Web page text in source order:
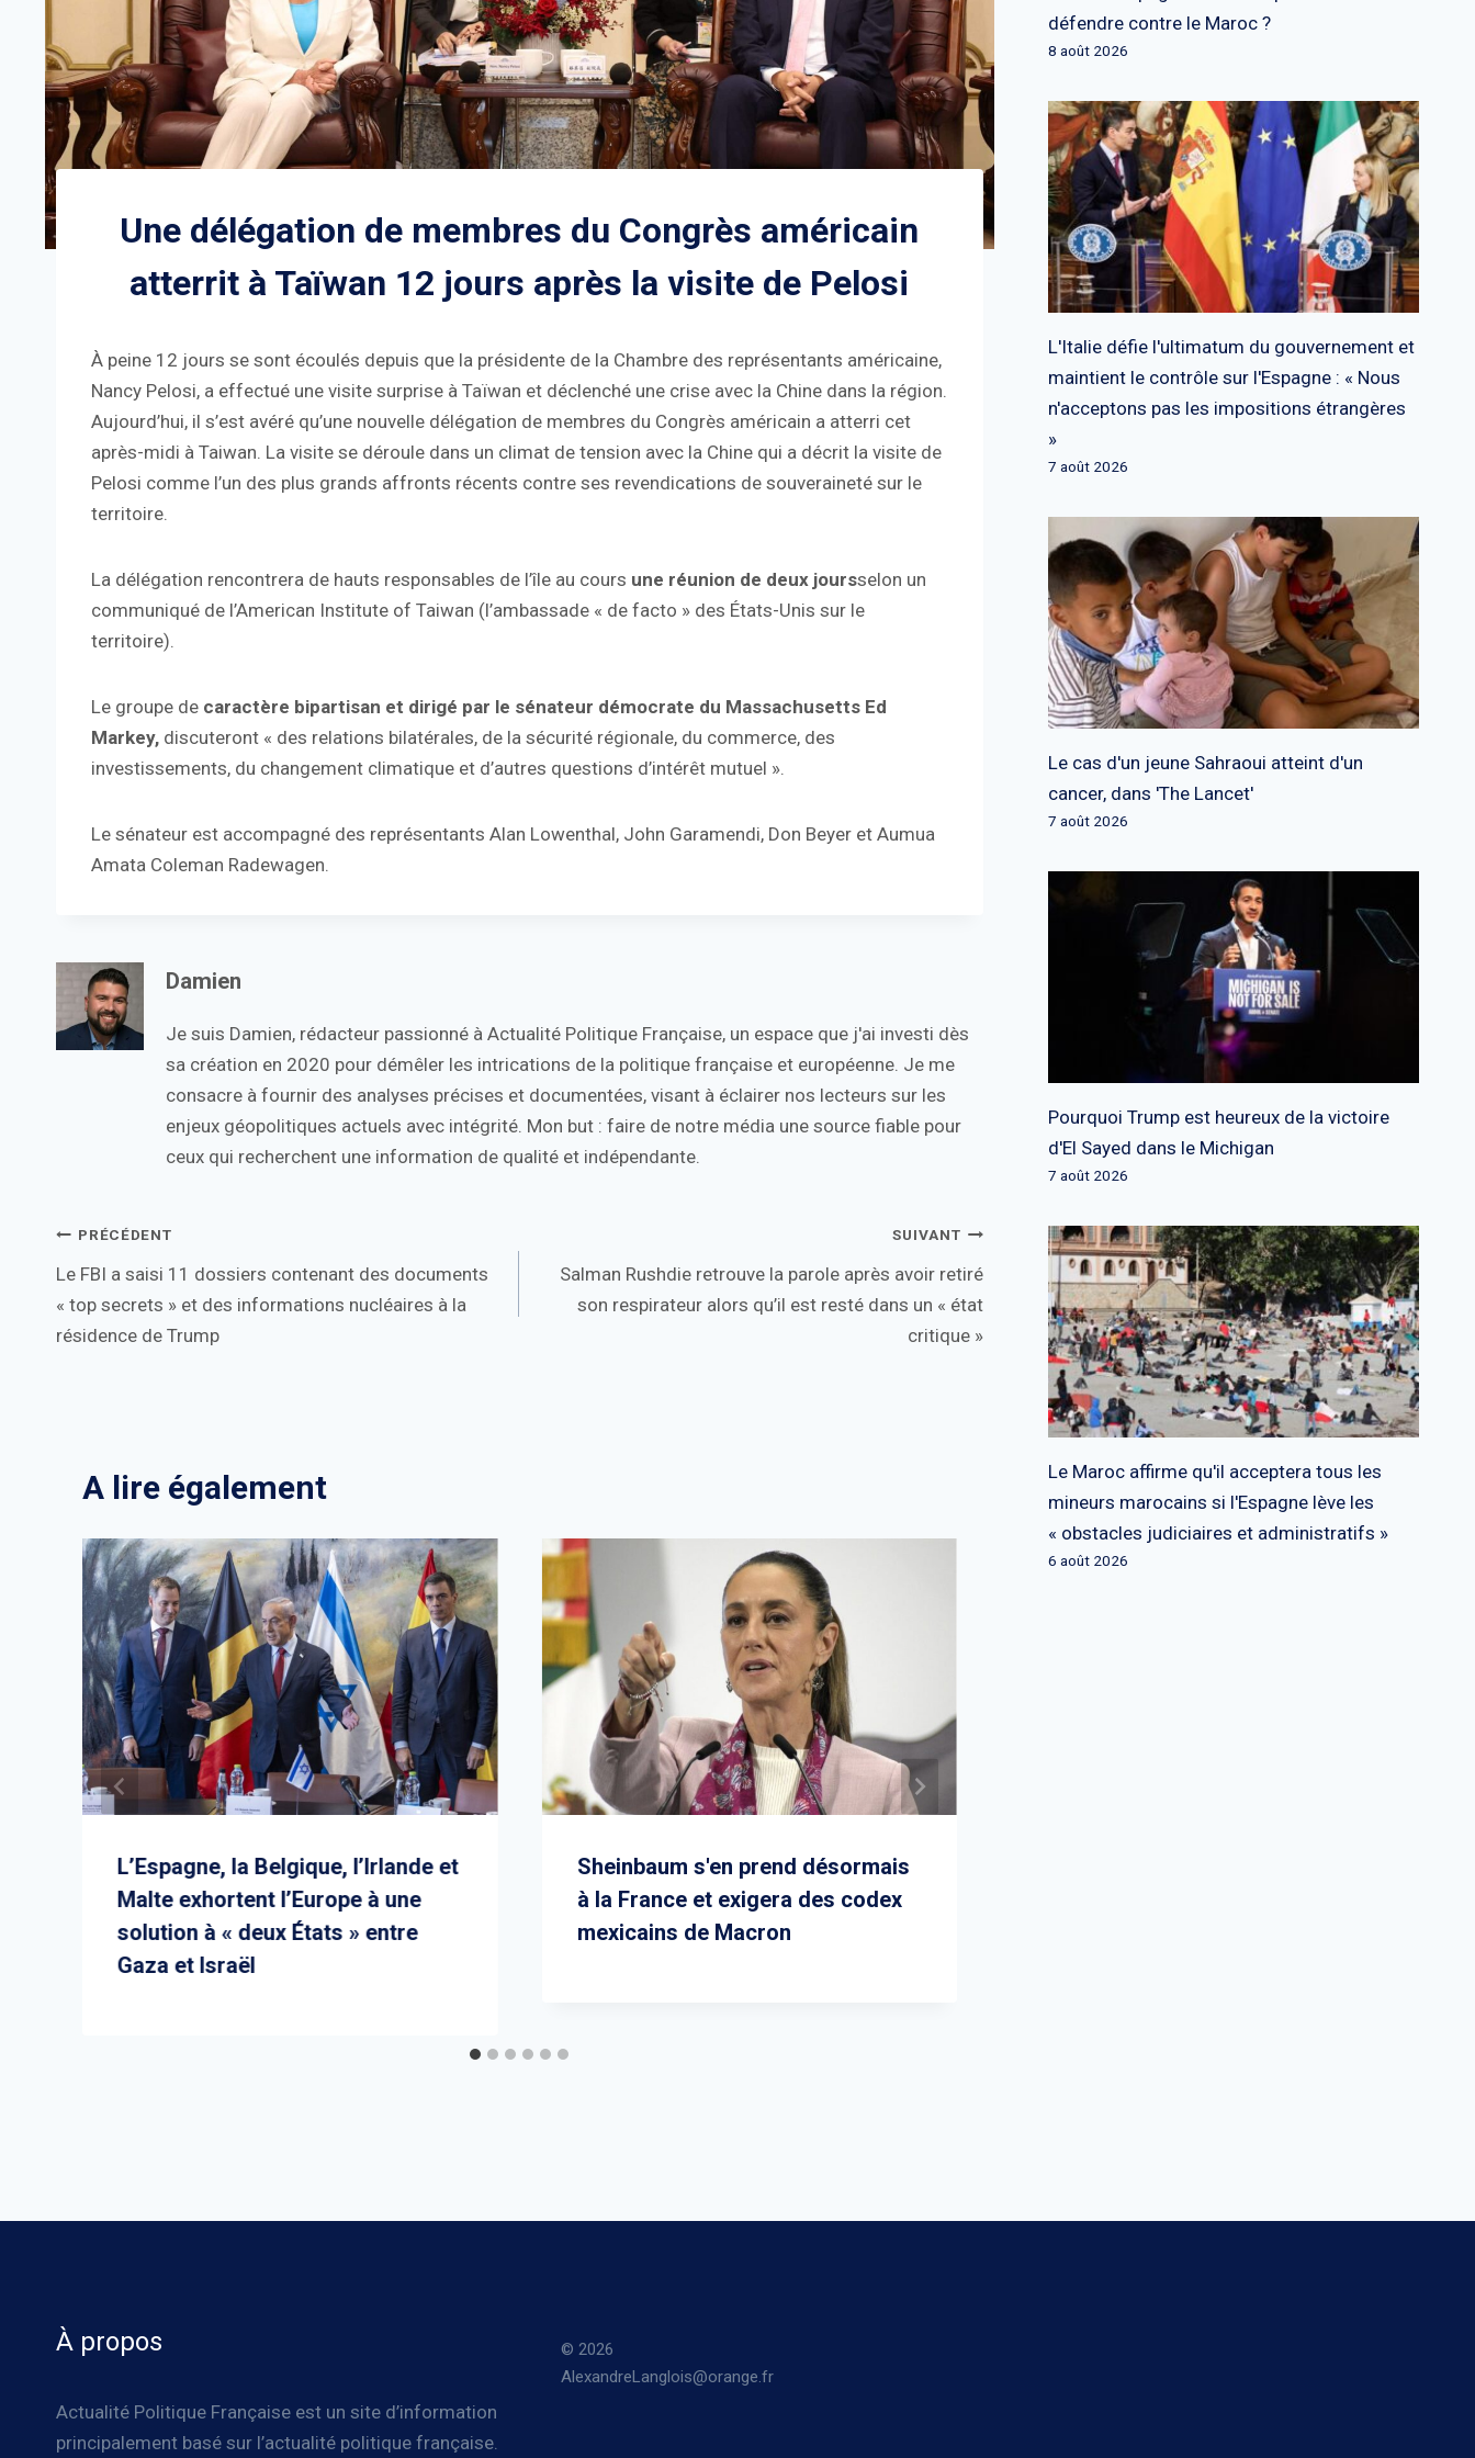
Une délégation de membres du Congrès américain
atterrit à Taïwan 12 jours après la visite de Pelosi
À peine 12 jours se sont écoulés depuis que la présidente de la Chambre des représentants américaine,
Nancy Pelosi, a effectué une visite surprise à Taïwan et déclenché une crise avec la Chine dans la région.
Aujourd’hui, il s’est avéré qu’une nouvelle délégation de membres du Congrès américain a atterri cet
après-midi à Taiwan. La visite se déroule dans un climat de tension avec la Chine qui a décrit la visite de
Pelosi comme l’un des plus grands affronts récents contre ses revendications de souveraineté sur le
territoire.
La délégation rencontrera de hauts responsables de l’île au cours une réunion de deux joursselon un
communiqué de l’American Institute of Taiwan (l’ambassade « de facto » des États-Unis sur le
territoire).
Le groupe de caractère bipartisan et dirigé par le sénateur démocrate du Massachusetts Ed
Markey, discuteront « des relations bilatérales, de la sécurité régionale, du commerce, des
investissements, du changement climatique et d’autres questions d’intérêt mutuel ».
Le sénateur est accompagné des représentants Alan Lowenthal, John Garamendi, Don Beyer et Aumua
Amata Coleman Radewagen.
Damien
Je suis Damien, rédacteur passionné à Actualité Politique Française, un espace que j'ai investi dès
sa création en 2020 pour démêler les intrications de la politique française et européenne. Je me
consacre à fournir des analyses précises et documentées, visant à éclairer nos lecteurs sur les
enjeux géopolitiques actuels avec intégrité. Mon but : faire de notre média une source fiable pour
ceux qui recherchent une information de qualité et indépendante.
Navigation
de
l’article
PRÉCÉDENT
Le FBI a saisi 11 dossiers contenant des documents
« top secrets » et des informations nucléaires à la
résidence de Trump
SUIVANT
Salman Rushdie retrouve la parole après avoir retiré
son respirateur alors qu’il est resté dans un « état
critique »
A lire également
L’Espagne, la Belgique, l’Irlande et
Malte exhortent l’Europe à une
solution à « deux États » entre
Gaza et Israël
Sheinbaum s'en prend désormais
à la France et exigera des codex
mexicains de Macron
défendre contre le Maroc ?
8 août 2026
L'Italie défie l'ultimatum du gouvernement et
maintient le contrôle sur l'Espagne : « Nous
n'acceptons pas les impositions étrangères
»
7 août 2026
Le cas d'un jeune Sahraoui atteint d'un
cancer, dans 'The Lancet'
7 août 2026
Pourquoi Trump est heureux de la victoire
d'El Sayed dans le Michigan
7 août 2026
Le Maroc affirme qu'il acceptera tous les
mineurs marocains si l'Espagne lève les
« obstacles judiciaires et administratifs »
6 août 2026
À propos
Actualité Politique Française est un site d’information
principalement basé sur l’actualité politique française.
© 2026
AlexandreLanglois@orange.fr